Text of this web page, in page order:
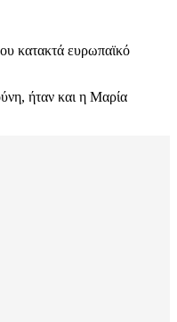
κατακτά ευρωπαϊκό
ήταν και η Μαρία